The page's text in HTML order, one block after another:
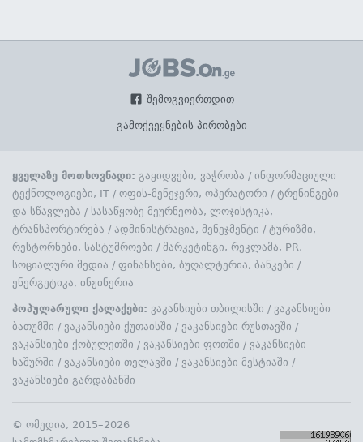
შემოგვიერთდით
გამოქვეყნების პირობები
ყველაზე მოთხოვნადი: გაყიდვები, ვაჭრობა / ინფორმაციული
ტექნოლოგიები, IT / ოფის-მენეჯერი, ოპერატორი / ტრენინგები
და სწავლება / სასაწყობე მეურნეობა, ლოჯისტიკა,
ტრანსპორტირება / ადმინისტრაცია, მენეჯმენტი / ტურიზმი,
რესტორნები, სასტუმროები / მარკეტინგი, რეკლამა, PR,
სოციალური მედია / ფინანსები, ბუღალტერია, ბანკები /
ენერგეტიკა, ინჟინერია
პოპულარული ქალაქები: ვაკანსიები თბილისში / ვაკანსიები
ბათუმში / ვაკანსიები ქუთაისში / ვაკანსიები რუსთავში /
ვაკანსიები ქობულეთში / ვაკანსიები ფოთში / ვაკანსიები
ხაშურში / ვაკანსიები თელავში / ვაკანსიები მესტიაში /
ვაკანსიები გარდაბანში
© ომედია, 2015–2026